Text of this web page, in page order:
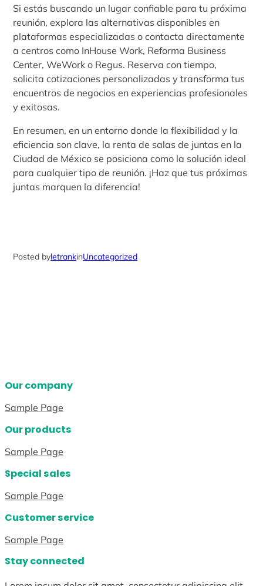
Si estás buscando un lugar confiable para tu próxima
reunión, explora las alternativas disponibles en
plataformas especializadas o contacta directamente
a centros como InHouse Work, Reforma Business
Center, WeWork o Regus. Reserva con tiempo,
solicita cotizaciones personalizadas y transforma tus
encuentros de negocios en experiencias profesionales
y exitosas.
En resumen, en un entorno donde la flexibilidad y la
eficiencia son clave, la renta de salas de juntas en la
Ciudad de México se posiciona como la solución ideal
para cualquier tipo de reunión. ¡Haz que tus próximas
juntas marquen la diferencia!
Posted byletrankinUncategorized
Our company
Sample Page
Our products
Sample Page
Special sales
Sample Page
Customer service
Sample Page
Stay connected